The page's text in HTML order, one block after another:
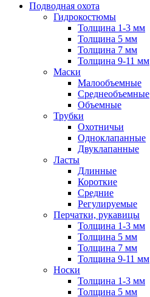
Подводная охота
Гидрокостюмы
Толщина 1-3 мм
Толщина 5 мм
Толщина 7 мм
Толщина 9-11 мм
Маски
Малообъемные
Среднеобъемные
Объемные
Трубки
Охотничьи
Одноклапанные
Двуклапанные
Ласты
Длинные
Короткие
Средние
Регулируемые
Перчатки, рукавицы
Толщина 1-3 мм
Толщина 5 мм
Толщина 7 мм
Толщина 9-11 мм
Носки
Толщина 1-3 мм
Толщина 5 мм